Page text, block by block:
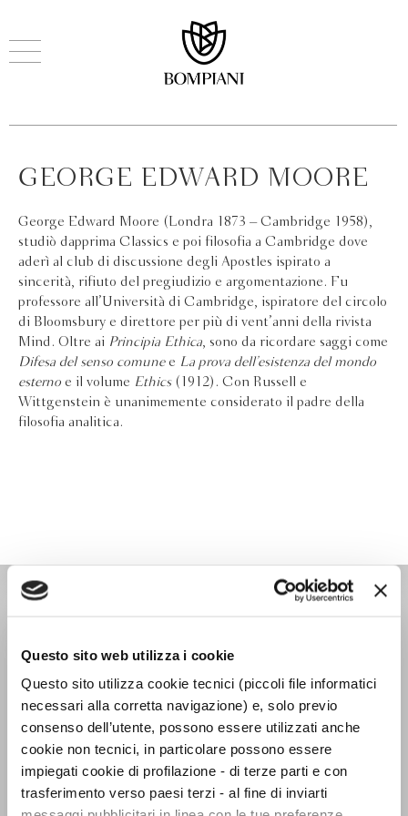
Questo sito web utilizza i cookie
Questo sito utilizza cookie tecnici (piccoli file informatici
necessari alla corretta navigazione) e, solo previo
consenso dell’utente, possono essere utilizzati anche
cookie non tecnici, in particolare possono essere
impiegati cookie di profilazione - di terze parti e con
trasferimento verso paesi terzi - al fine di inviarti
GEORGE EDWARD MOORE
George Edward Moore (Londra 1873 – Cambridge 1958),
studiò dapprima Classics e poi filosofia a Cambridge dove
aderì al club di discussione degli Apostles ispirato a
sincerità, rifiuto del pregiudizio e argomentazione. Fu
professore all’Università di Cambridge, ispiratore del circolo
di Bloomsbury e direttore per più di vent’anni della rivista
Mind. Oltre ai Principia Ethica, sono da ricordare saggi come
Difesa del senso comunee La prova dell’esistenza del mondo
esterno e il volume Ethics(1912). Con Russell e
Wittgenstein è unanimemente considerato il padre della
filosofia analitica.
IL PENSIERO OCCIDENTALE